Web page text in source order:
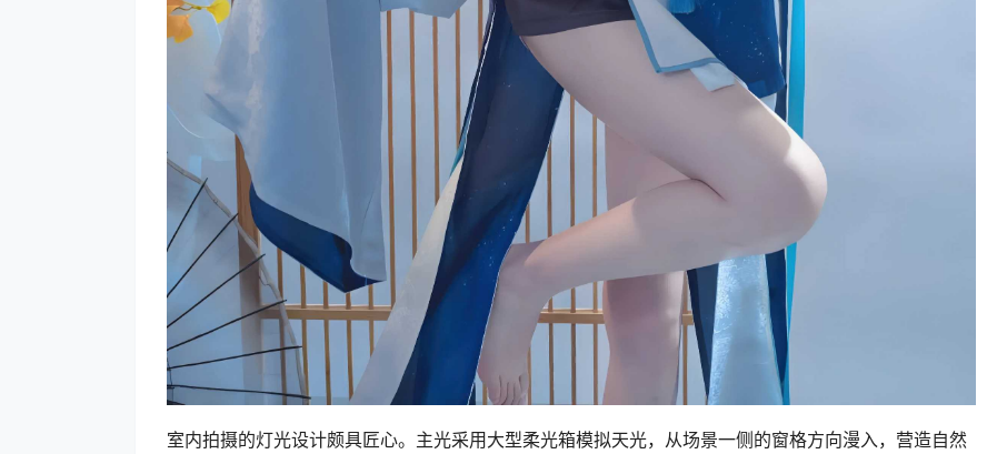
室内拍摄的灯光设计颇具匠心。主光采用大型柔光箱模拟天光，从场景一侧的窗格方向漫入，营造自然